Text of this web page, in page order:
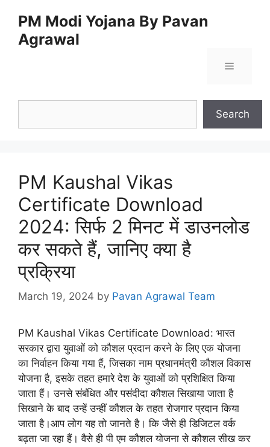
content
PM Modi Yojana By Pavan
Agrawal
Menu
Search
PM Kaushal Vikas
Certificate Download
2024: सिर्फ 2 मिनट में डाउनलोड
कर सकते हैं, जानिए क्या है
प्रक्रिया
March 19, 2024 by Pavan Agrawal Team
PM Kaushal Vikas Certificate Download: भारत
सरकार द्वारा युवाओं को कौशल प्रदान करने के लिए एक योजना
का निर्वाहन किया गया हैं, जिसका नाम प्रधानमंत्री कौशल विकास
योजना है, इसके तहत हमारे देश के युवाओं को प्रशिक्षित किया
जाता हैं। उनसे संबंधित और पसंदीदा कौशल सिखाया जाता है
सिखाने के बाद उन्हें उन्हीं कौशल के तहत रोजगार प्रदान किया
जाता है।आप लोग यह तो जानते है। कि जैसे ही डिजिटल वर्क
बढ़ता जा रहा हैं। वैसे ही पी एम कौशल योजना से कौशल सीख कर